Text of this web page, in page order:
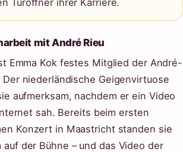
Türöffner ihrer Karriere.
mit André Rieu
Emma Kok festes Mitglied der André-
Der niederländische Geigenvirtuose
aufmerksam, nachdem er ein Video
sah. Bereits beim ersten
Konzert in Maastricht standen sie
auf der Bühne – und das Video der